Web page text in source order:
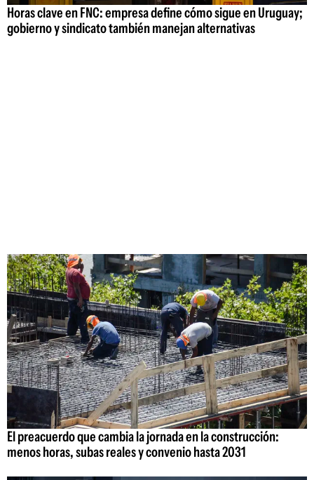
Horas clave en FNC: empresa define cómo sigue en Uruguay;
gobierno y sindicato también manejan alternativas
El preacuerdo que cambia la jornada en la construcción:
menos horas, subas reales y convenio hasta 2031